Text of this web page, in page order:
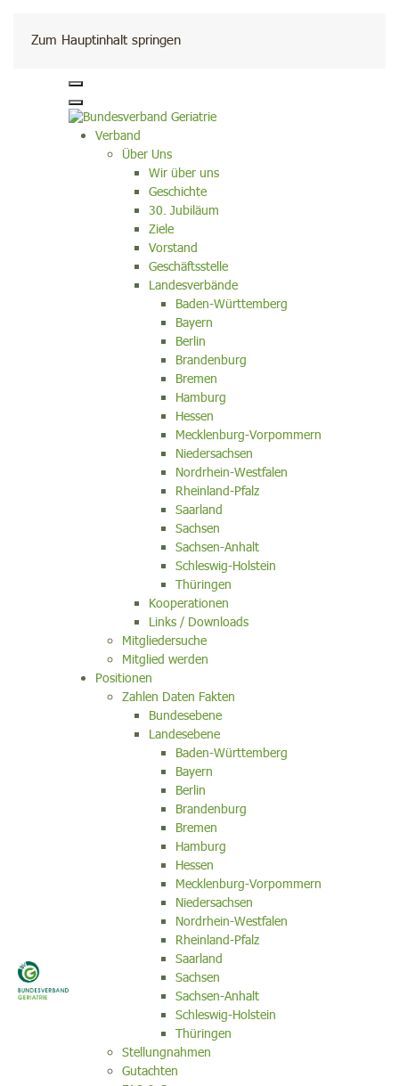
Zum Hauptinhalt springen
Kontakt
Verband
Über Uns
Wir über uns
Geschichte
30. Jubiläum
Ziele
Vorstand
Geschäftsstelle
Landesverbände
Baden-Württemberg
Bayern
Berlin
Brandenburg
Bremen
Hamburg
Hessen
Mecklenburg-Vorpommern
Niedersachsen
Nordrhein-Westfalen
Rheinland-Pfalz
Saarland
Sachsen
Sachsen-Anhalt
Schleswig-Holstein
Thüringen
Kooperationen
Links / Downloads
Mitgliedersuche
Mitglied werden
Positionen
Zahlen Daten Fakten
Bundesebene
Landesebene
Baden-Württemberg
Bayern
Berlin
Brandenburg
Bremen
Hamburg
Hessen
Mecklenburg-Vorpommern
Niedersachsen
Nordrhein-Westfalen
Rheinland-Pfalz
Saarland
Sachsen
Sachsen-Anhalt
Schleswig-Holstein
Thüringen
Stellungnahmen
Gutachten